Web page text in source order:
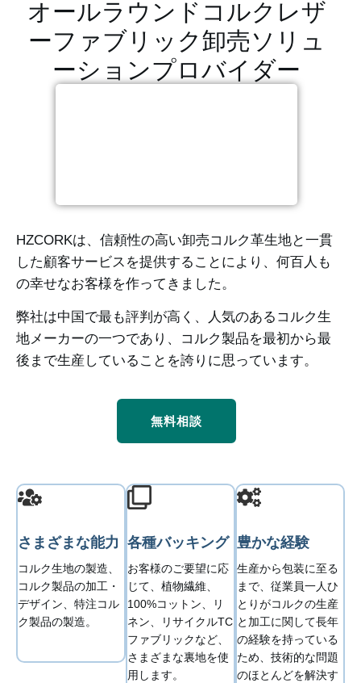
オールラウンドコルクレザ
ーファブリック卸売ソリュ
ーションプロバイダー
HZCORKは、信頼性の高い卸売コルク革生地と一貫
した顧客サービスを提供することにより、何百人も
の幸せなお客様を作ってきました。
弊社は中国で最も評判が高く、人気のあるコルク生
地メーカーの一つであり、コルク製品を最初から最
後まで生産していることを誇りに思っています。
無料相談
さまざまな能力
コルク生地の製造、
コルク製品の加工・
デザイン、特注コル
ク製品の製造。
各種バッキング
お客様のご要望に応
じて、植物繊維、
100%コットン、リ
ネン、リサイクルTC
ファブリックなど、
さまざまな裏地を使
用します。
豊かな経験
生産から包装に至る
まで、従業員一人ひ
とりがコルクの生産
と加工に関して長年
の経験を持っている
ため、技術的な問題
のほとんどを解決す